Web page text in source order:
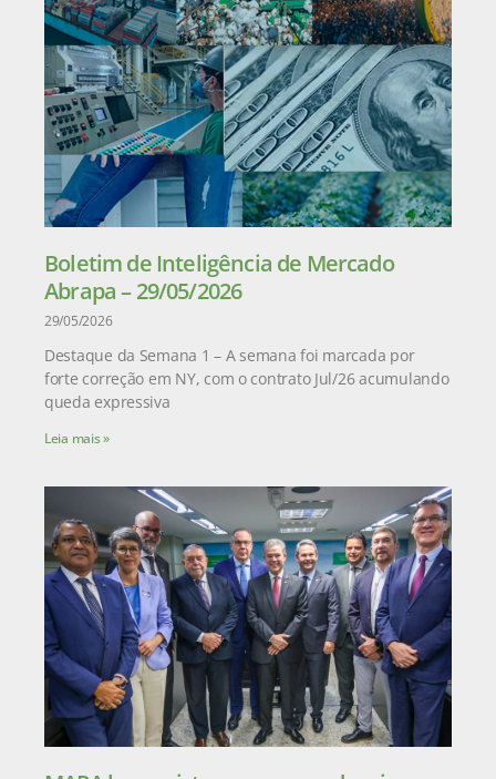
Boletim de Inteligência de Mercado
Abrapa – 29/05/2026
29/05/2026
Destaque da Semana 1 – A semana foi marcada por
forte correção em NY, com o contrato Jul/26 acumulando
queda expressiva
Leia mais »